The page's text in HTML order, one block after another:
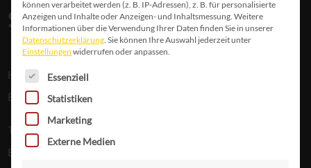
Spendenkonten:
Hauptkonto
Erste Bank:AT89 2011 1847 2581 7800
Therapiekonto (zweckgewidmet)
Erste Bank:
können verarbeitet werden (z. B. IP-Adressen), z. B. für personalisierte
Anzeigen und Inhalte oder Anzeigen- und Inhaltsmessung. Weitere
Informationen über die Verwendung Ihrer Daten finden Sie in unserer
Datenschutzerklärung. Sie können Ihre Auswahl jederzeit unter
Einstellungen widerrufen oder anpassen.
Es folgt eine Liste der Service-Gruppen, für die
Essenziell
Statistiken
Marketing
Externe Medien